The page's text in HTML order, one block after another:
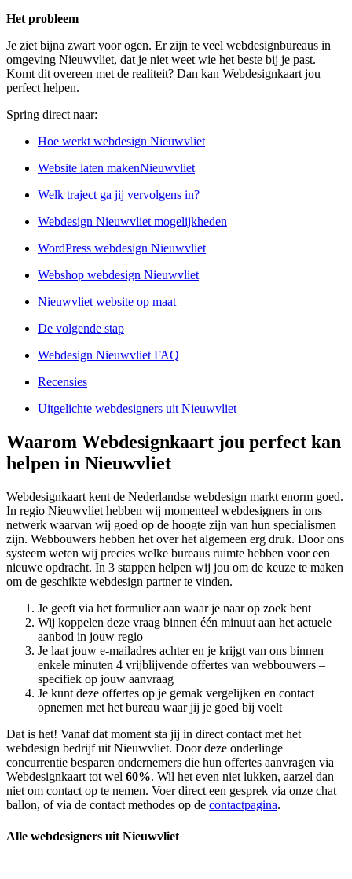
Het probleem
Je ziet bijna zwart voor ogen. Er zijn te veel webdesignbureaus in
omgeving Nieuwvliet, dat je niet weet wie het beste bij je past.
Komt dit overeen met de realiteit? Dan kan Webdesignkaart jou
perfect helpen.
Spring direct naar:
Hoe werkt webdesign Nieuwvliet
Website laten makenNieuwvliet
Welk traject ga jij vervolgens in?
Webdesign Nieuwvliet mogelijkheden
WordPress webdesign Nieuwvliet
Webshop webdesign Nieuwvliet
Nieuwvliet website op maat
De volgende stap
Webdesign Nieuwvliet FAQ
Recensies
Uitgelichte webdesigners uit Nieuwvliet
Waarom Webdesignkaart jou perfect kan
helpen in Nieuwvliet
Webdesignkaart kent de Nederlandse webdesign markt enorm goed.
In regio Nieuwvliet hebben wij momenteel webdesigners in ons
netwerk waarvan wij goed op de hoogte zijn van hun specialismen
zijn. Webbouwers hebben het over het algemeen erg druk. Door ons
systeem weten wij precies welke bureaus ruimte hebben voor een
nieuwe opdracht. In 3 stappen helpen wij jou om de keuze te maken
om de geschikte webdesign partner te vinden.
Je geeft via het formulier aan waar je naar op zoek bent
Wij koppelen deze vraag binnen één minuut aan het actuele
aanbod in jouw regio
Je laat jouw e-mailadres achter en je krijgt van ons binnen
enkele minuten 4 vrijblijvende offertes van webbouwers –
specifiek op jouw aanvraag
Je kunt deze offertes op je gemak vergelijken en contact
opnemen met het bureau waar jij je goed bij voelt
Dat is het! Vanaf dat moment sta jij in direct contact met het
webdesign bedrijf uit Nieuwvliet. Door deze onderlinge
concurrentie besparen ondernemers die hun offertes aanvragen via
Webdesignkaart tot wel 60%. Wil het even niet lukken, aarzel dan
niet om contact op te nemen. Voer direct een gesprek via onze chat
ballon, of via de contact methodes op de contactpagina.
Alle webdesigners uit Nieuwvliet